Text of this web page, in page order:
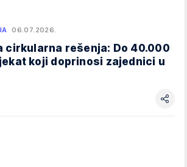
06.07.2026.
cirkularna rešenja: Do 40.000
koji doprinosi zajednici u